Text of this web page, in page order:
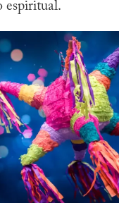
espiritual.